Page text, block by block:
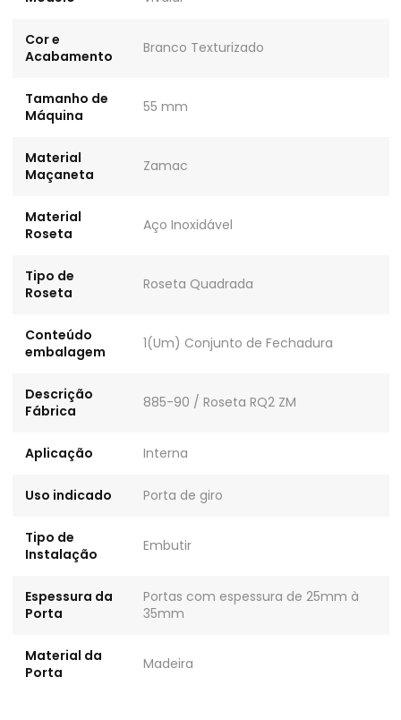
Cor e
Acabamento
Branco Texturizado
Tamanho de
Máquina
55 mm
Material
Maçaneta
Zamac
Material
Roseta
Aço Inoxidável
Tipo de
Roseta
Roseta Quadrada
Conteúdo
embalagem
1(Um) Conjunto de Fechadura
Descrição
Fábrica
885-90 / Roseta RQ2 ZM
Aplicação Interna
Uso indicado Porta de giro
Tipo de
Instalação
Embutir
Espessura da
Porta
Portas com espessura de 25mm à
35mm
Material da
Porta
Madeira